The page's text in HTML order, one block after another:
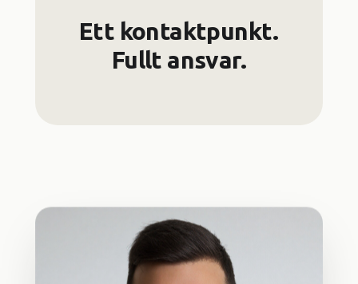
Ett kontaktpunkt.
Fullt ansvar.